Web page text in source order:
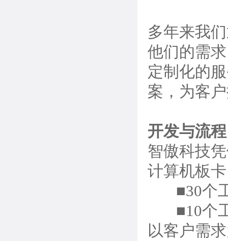
多年来我
他们的需
定制化的
案，为客
开发与流
智傲科技
计算机板
■30个工
■10个工
以客户需